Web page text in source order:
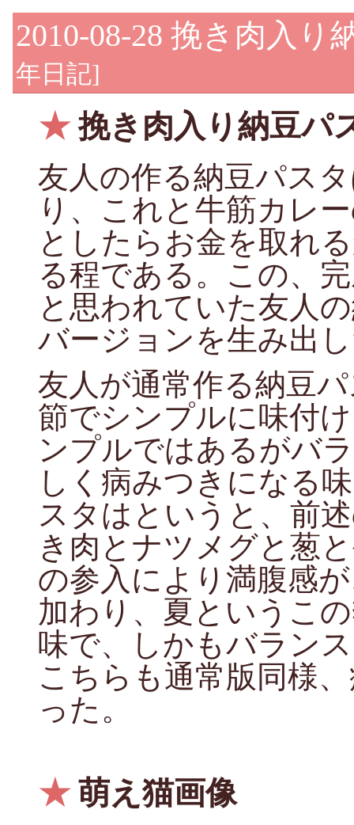
2010-08-28 挽き肉入り
年日記]
★挽き肉入り納豆パ
友人の作る納豆パス
り、これと牛筋カレ
としたらお金を取れ
る程である。この、
と思われていた友人
バージョンを生み出
友人が通常作る納豆
節でシンプルに味付
ンプルではあるがバ
しく病みつきになる
スタはというと、前
き肉とナツメグと葱
の参入により満腹感
加わり、夏というこ
味で、しかもバラン
こちらも通常版同様
った。
★萌え猫画像